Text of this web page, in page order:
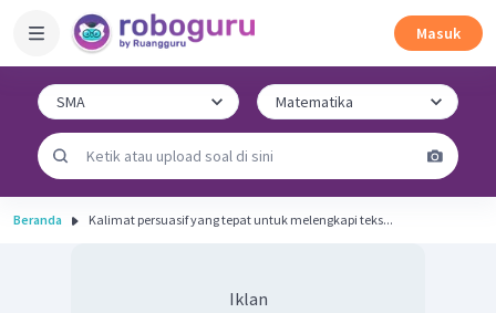
Masuk
Beranda Kalimat persuasif yang tepat untuk melengkapi teks...
Iklan